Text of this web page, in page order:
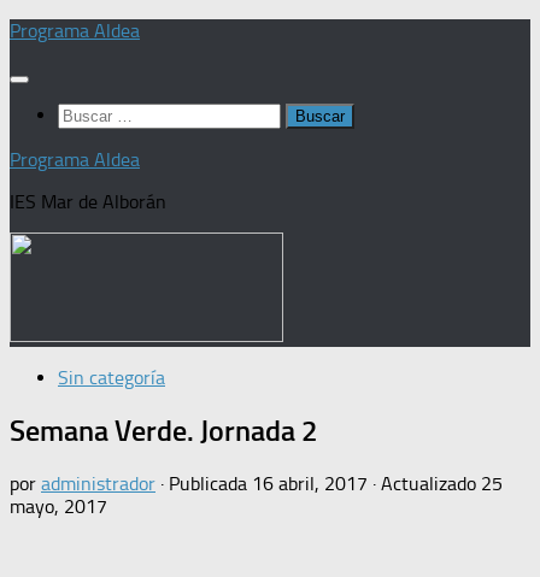
Saltar
contenido
Programa Aldea
Buscar:
Programa Aldea
IES Mar de Alborán
Sin categoría
Semana Verde. Jornada 2
por administrador · Publicada 16 abril, 2017 · Actualizado 25
mayo, 2017